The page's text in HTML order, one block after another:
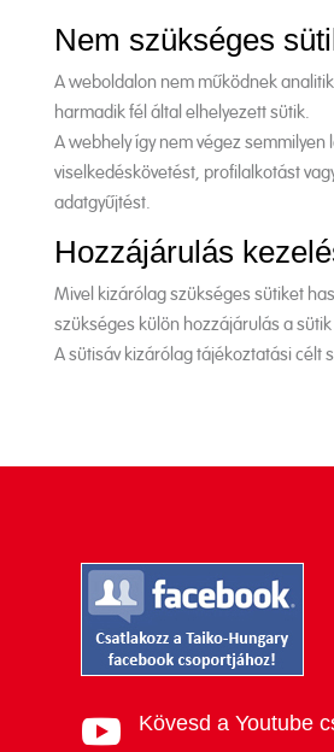
Nem szükséges
A weboldalon nem működnek
harmadik fél által elhelyezett sütik.
A webhely így nem végez semmilyen
viselkedéskövetést, profilalkotást
adatgyűjtést.
Hozzájárulás
Mivel kizárólag szükséges sütiket
szükséges külön hozzájárulás a sütik
A sütisáv kizárólag tájékoztatási célt
 Kövesd a Youtube